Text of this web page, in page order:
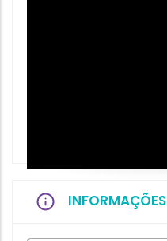
INFORMAÇÕES